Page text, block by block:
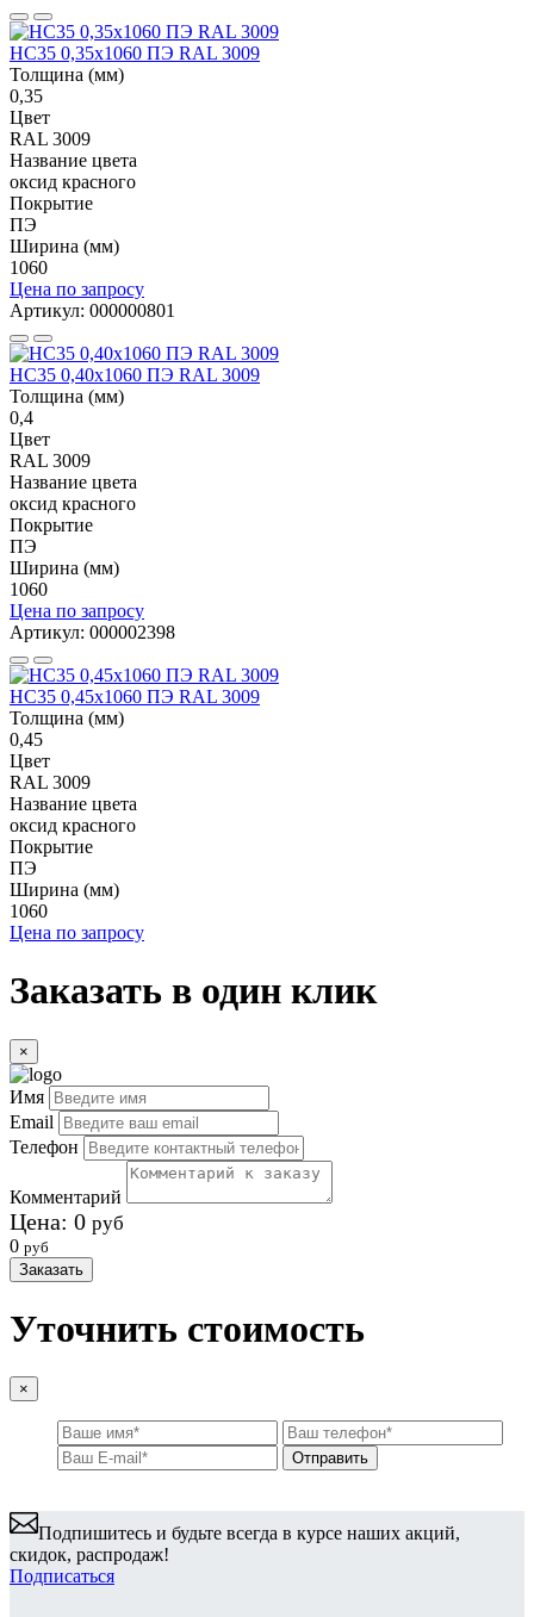
НС35 0,35x1060 ПЭ RAL 3009
Толщина (мм)
0,35
Цвет
RAL 3009
Название цвета
оксид красного
Покрытие
ПЭ
Ширина (мм)
1060
Цена по запросу
Артикул: 000000801
НС35 0,40x1060 ПЭ RAL 3009
Толщина (мм)
0,4
Цвет
RAL 3009
Название цвета
оксид красного
Покрытие
ПЭ
Ширина (мм)
1060
Цена по запросу
Артикул: 000002398
НС35 0,45x1060 ПЭ RAL 3009
Толщина (мм)
0,45
Цвет
RAL 3009
Название цвета
оксид красного
Покрытие
ПЭ
Ширина (мм)
1060
Цена по запросу
Заказать в один клик
×
Имя
Email
Телефон
Комментарий
Цена: 0 руб
0 руб
Заказать
Уточнить стоимость
×
Подпишитесь и будьте всегда в курсе наших акций,
скидок, распродаж!
Подписаться